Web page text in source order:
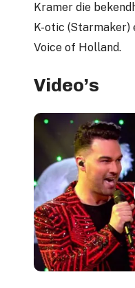
Kramer die
K-otic (Starmaker)
Voice of Holland.
Video’s
Play Video